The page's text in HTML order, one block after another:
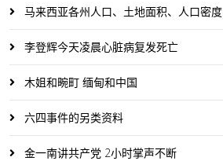
马来西亚各州人口、土地面积、人口密度
李登辉今天凌晨心脏病复发死亡
木姐和畹町 缅甸和中国
六四事件的另类资料
金一南讲共产党 2小时掌声不断